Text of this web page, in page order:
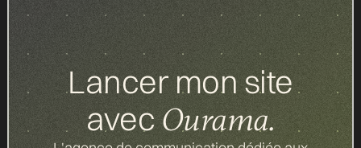
Lancer mon site
avecOurama.